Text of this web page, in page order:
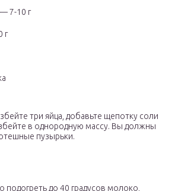
7-10 г
г
три яйца, добавьте щепотку соли
в однородную массу. Вы должны
пузырьки.
подогреть до 40 градусов молоко,